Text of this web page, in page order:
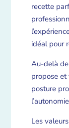
recette
idéal pour
Au-delà de
propose
posture
Les